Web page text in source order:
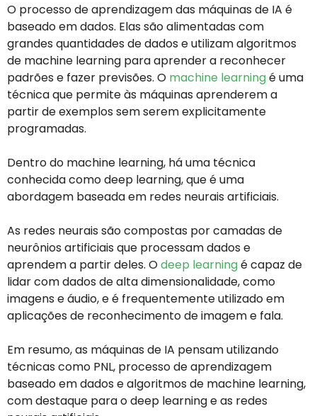
O processo de aprendizagem das máquinas de IA é
baseado em dados. Elas são alimentadas com
grandes quantidades de dados e utilizam algoritmos
de machine learning para aprender a reconhecer
padrões e fazer previsões. O machine learningé uma
técnica que permite às máquinas aprenderem a
partir de exemplos sem serem explicitamente
programadas.
Dentro do machine learning, há uma técnica
conhecida como deep learning, que é uma
abordagem baseada em redes neurais artificiais.
As redes neurais são compostas por camadas de
neurônios artificiais que processam dados e
aprendem a partir deles. Odeep learningé capaz de
lidar com dados de alta dimensionalidade, como
imagens e áudio, e é frequentemente utilizado em
aplicações de reconhecimento de imagem e fala.
Em resumo, as máquinas de IA pensam utilizando
técnicas como PNL, processo de aprendizagem
baseado em dados e algoritmos de machine learning,
com destaque para o deep learning e as redes